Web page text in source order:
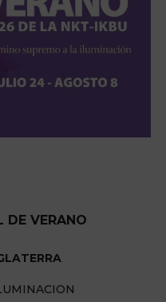
DE VERANO